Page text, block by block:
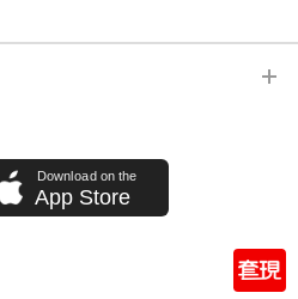
Download on the
App Store